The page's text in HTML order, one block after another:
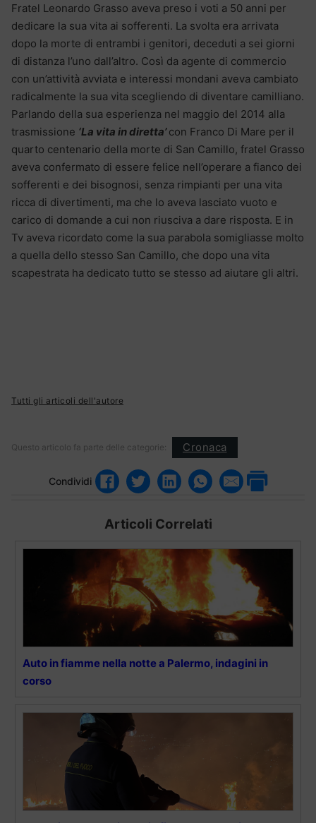
Fratel Leonardo Grasso aveva preso i voti a 50 anni per
dedicare la sua vita ai sofferenti. La svolta era arrivata
dopo la morte di entrambi i genitori, deceduti a sei giorni
di distanza l’uno dall’altro. Così da agente di commercio
con un’attività avviata e interessi mondani aveva cambiato
radicalmente la sua vita scegliendo di diventare camilliano.
Parlando della sua esperienza nel maggio del 2014 alla
trasmissione ‘La vita in diretta’ con Franco Di Mare per il
quarto centenario della morte di San Camillo, fratel Grasso
aveva confermato di essere felice nell’operare a fianco dei
sofferenti e dei bisognosi, senza rimpianti per una vita
ricca di divertimenti, ma che lo aveva lasciato vuoto e
carico di domande a cui non riusciva a dare risposta. E in
Tv aveva ricordato come la sua parabola somigliasse molto
a quella dello stesso San Camillo, che dopo una vita
scapestrata ha dedicato tutto se stesso ad aiutare gli altri.
Tutti gli articoli dell'autore
Questo articolo fa parte delle categorie: Cronaca
Condividi
Articoli Correlati
Auto in fiamme nella notte a Palermo, indagini in
corso